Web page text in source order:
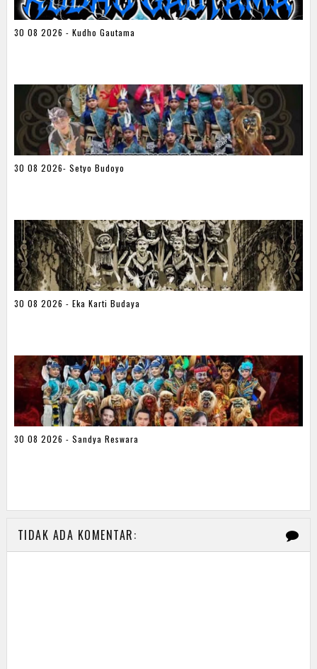
30 08 2026 - Kudho Gautama
30 08 2026- Setyo Budoyo
30 08 2026 - Eka Karti Budaya
30 08 2026 - Sandya Reswara
TIDAK ADA KOMENTAR: